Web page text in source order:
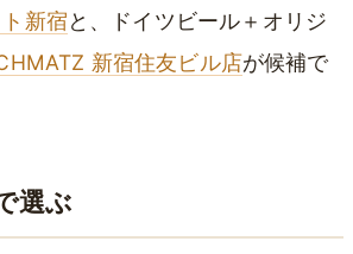
新宿と、ドイツビール＋オリジ
新宿住友ビル店が候補で
選ぶ